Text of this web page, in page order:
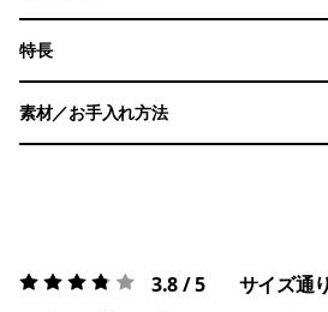
特長
素材／お手入れ方法
評価:3.8 / 5 3.8 / 5 サイズ通り